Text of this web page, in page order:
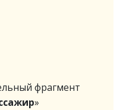
фрагмент
»